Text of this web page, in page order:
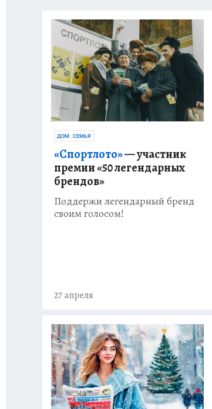
ДОМ. СЕМЬЯ
«Спортлото»— участник
премии «50 легендарных
брендов»
Поддержи легендарный бренд
своим голосом!
27 апреля